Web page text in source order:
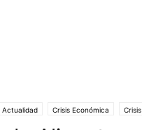
Actualidad Crisis Económica
Portada Pueblo de Alicante